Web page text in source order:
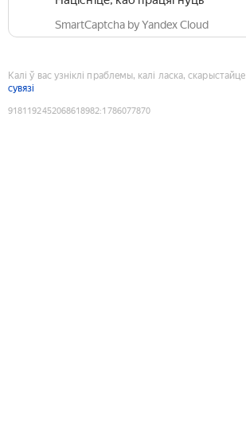
SmartCaptcha by Yandex Cloud
Калі ў вас узніклі праблемы, калі ласка, скарыстайце
сувязі
9181192452068618982:1786077870